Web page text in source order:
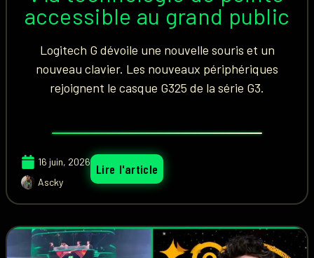
accessible au grand public
Logitech G dévoile une nouvelle souris et un
nouveau clavier. Les nouveaux périphériques
rejoignent le casque G325 de la série G3.
16 juin, 2026
Ascky
Lire l'article